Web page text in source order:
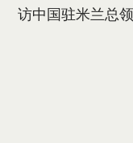
访中国驻米兰总